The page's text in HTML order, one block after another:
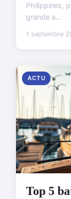
Philippines,
grande a...
1 septembre
ACTU
Top 5